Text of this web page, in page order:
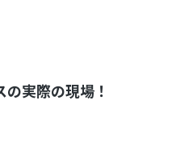
実際の現場！